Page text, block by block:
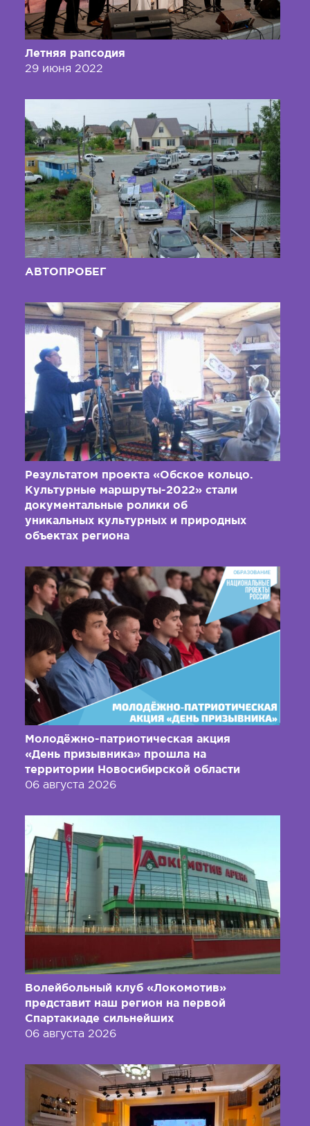
Летняя рапсодия
29 июня 2022
АВТОПРОБЕГ
Результатом проекта «Обское кольцо.
Культурные маршруты-2022» стали
документальные ролики об
уникальных культурных и природных
объектах региона
Молодёжно-патриотическая акция
«День призывника» прошла на
территории Новосибирской области
06 августа 2026
Волейбольный клуб «Локомотив»
представит наш регион на первой
Спартакиаде сильнейших
06 августа 2026